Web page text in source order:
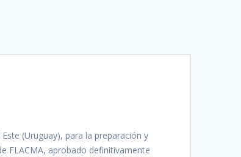
(Uruguay), para la preparación y
FLACMA, aprobado definitivamente